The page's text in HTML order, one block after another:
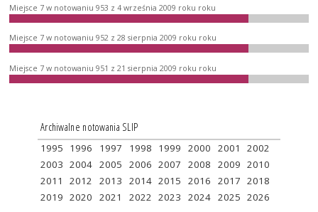
Miejsce 7 w notowaniu 953 z 4 września 2009 roku roku
Miejsce 7 w notowaniu 952 z 28 sierpnia 2009 roku roku
Miejsce 7 w notowaniu 951 z 21 sierpnia 2009 roku roku
Archiwalne notowania SLIP
1995 1996 1997 1998 1999 2000 2001
2002
2003 2004 2005 2006 2007 2008 2009 2010
2011
2012 2013 2014 2015 2016 2017 2018
2019 2020 2021 2022 2023 2024 2025 2026